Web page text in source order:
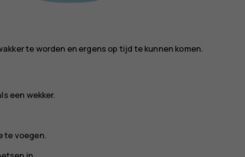
te worden en ergens op tijd te kunnen komen.
een wekker.
te voegen.